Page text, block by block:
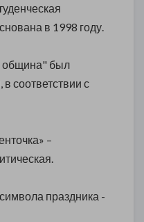
в 1998 году.
был
, в соответствии с
–
праздника -